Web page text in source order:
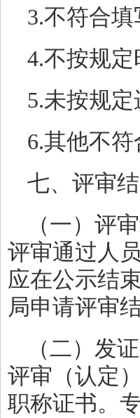
3.不符合填
4.不按规
5.未按规定
6.其他不
七、评审
（一）评
评审通过人
应在公示结
局申请评审
（二）发证
评审（认定
职称证书。